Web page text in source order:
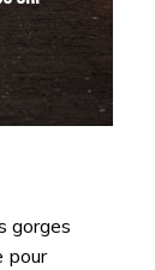
gorges
pour